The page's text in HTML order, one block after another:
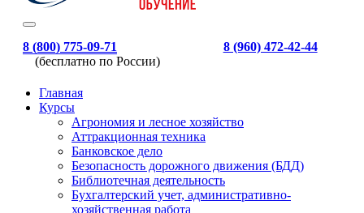
8 (800) 775-09-71
(бесплатно по России)
8 (960) 472-42-44
Главная
Курсы
Агрономия и лесное хозяйство
Аттракционная техника
Банковское дело
Безопасность дорожного движения (БДД)
Библиотечная деятельность
Бухгалтерский учет, административно-
хозяйственная работа